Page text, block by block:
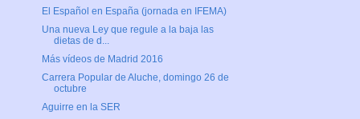
El Español en España (jornada en IFEMA)
Una nueva Ley que regule a la baja las
dietas de d...
Más vídeos de Madrid 2016
Carrera Popular de Aluche, domingo 26 de
octubre
Aguirre en la SER